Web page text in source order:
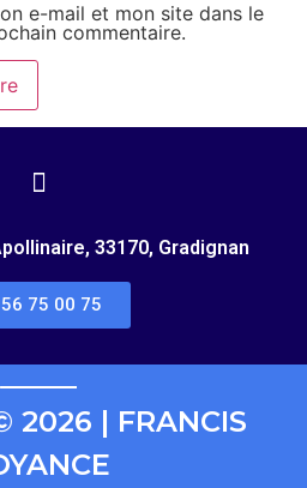
e-mail et mon site dans le
commentaire.
33170, Gradignan
75 00 75
| FRANCIS